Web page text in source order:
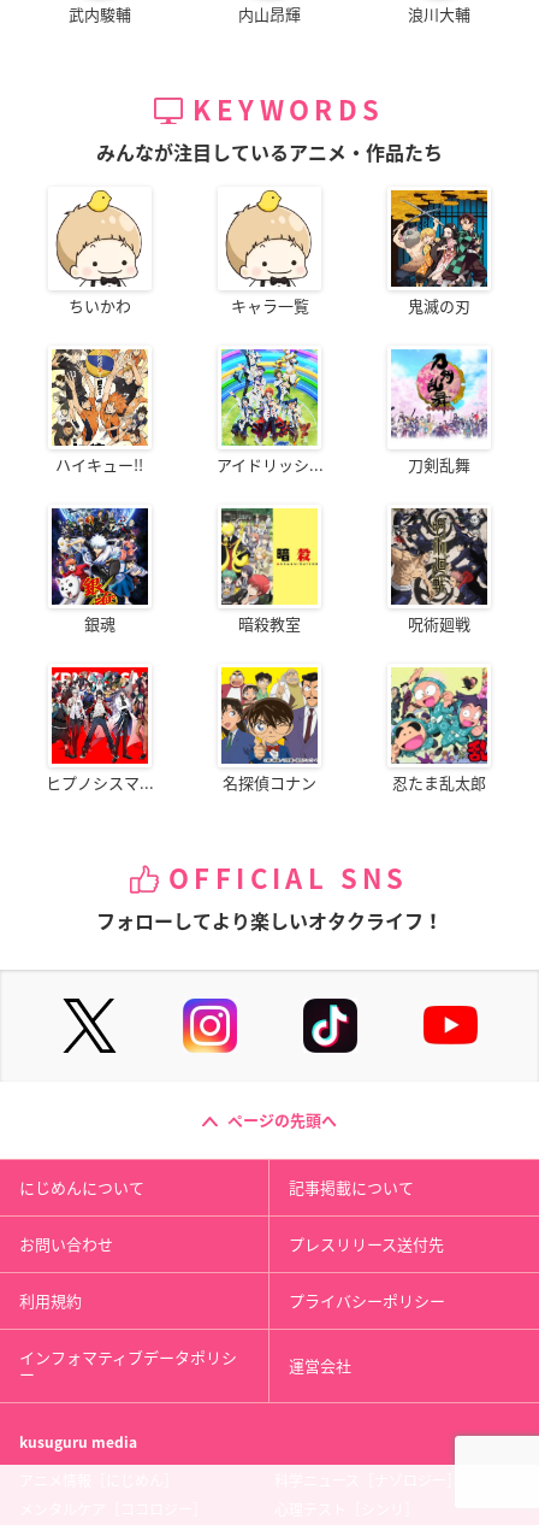
武内駿輔 内山昂輝 浪川大輔
KEYWORDS
みんなが注目しているアニメ・作品たち
ちいかわ キャラ一覧 鬼滅の刃
ハイキュー!! アイドリッシ... 刀剣乱舞
銀魂 暗殺教室 呪術廻戦
ヒプノシスマ... 名探偵コナン 忍たま乱太郎
OFFICIAL SNS
フォローしてより楽しいオタクライフ！
ページの先頭へ
にじめんについて 記事掲載について
お問い合わせ プレスリリース送付先
利用規約 プライバシーポリシー
インフォマティブデータポリシ
ー 運営会社
kusuguru media